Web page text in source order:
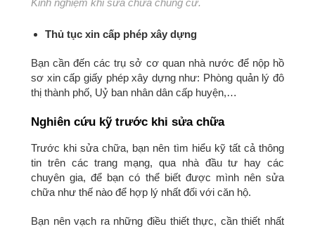
Kinh nghiệm khi sửa chữa chung cư.
Thủ tục xin cấp phép xây dựng
Bạn cần đến các trụ sở cơ quan nhà nước để nộp hồ
sơ xin cấp giấy phép xây dựng như: Phòng quản lý đô
thị thành phố, Uỷ ban nhân dân cấp huyện,…
Nghiên cứu kỹ trước khi sửa chữa
Trước khi sửa chữa, bạn nên tìm hiểu kỹ tất cả thông
tin trên các trang mạng, qua nhà đầu tư hay các
chuyên gia, để bạn có thể biết được mình nên sửa
chữa như thế nào để hợp lý nhất đối với căn hộ.
Bạn nên vạch ra những điều thiết thực, cần thiết nhất